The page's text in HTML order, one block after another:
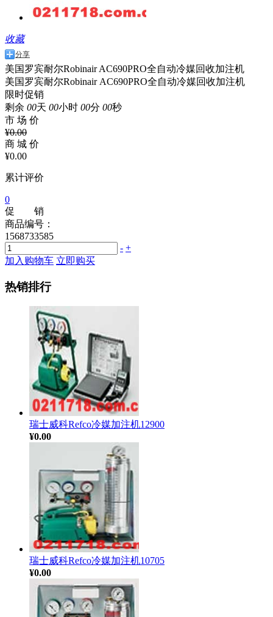
收藏
分享
美国罗宾耐尔Robinair AC690PRO全自动冷媒回收加注机
美国罗宾耐尔Robinair AC690PRO全自动冷媒回收加注机
限时促销
剩余 00天 00小时 00分 00秒
市 场 价
¥0.00
商 城 价
¥0.00
累计评价
0
促 销
商品编号：
1568733585
- +
加入购物车 立即购买
热销排行
瑞士威科Refco冷媒加注机12900
¥0.00
瑞士威科Refco冷媒加注机10705
¥0.00